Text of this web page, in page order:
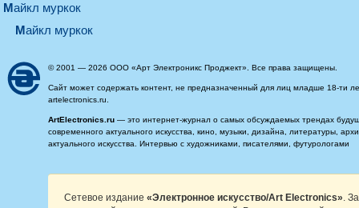
майкл муркок
майкл муркок
© 2001 — 2026 ООО «Арт Электроникс Проджект». Все права защищены.
Сайт может содержать контент, не предназначенный для лиц младше 18-ти
artelectronics.ru.
ArtElectronics.ru — это интернет-журнал о самых обсуждаемых трендах
современного актуального искусства, кино, музыки, дизайна, литературы,
актуального искусства. Интервью с художниками, писателями, футурологами
Сетевое издание «Электронное искусство/Art Electronics» .